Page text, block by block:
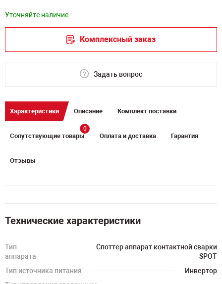
Уточняйте наличие
Комплексный заказ
Задать вопрос
Характеристики Описание Комплект поставки
Сопутствующие товары
0
Оплата и доставка Гарантия
Отзывы
Технические характеристики
Тип
аппарата
Споттер аппарат контактной сварки
SPOT
Тип источника питания
Инвертор